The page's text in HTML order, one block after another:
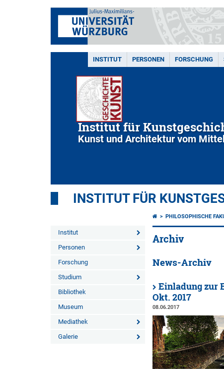
INSTITUT PERSONEN FORSCHUNG
Institut für
Kunst und Architektur vom
INSTITUT FÜR
Institut
Personen
Forschung
Studium
Bibliothek
Museum
Mediathek
Galerie
PHILOSOPHISCHE
Archiv
News-Archiv
Einladung zur
Okt. 2017
08.06.2017